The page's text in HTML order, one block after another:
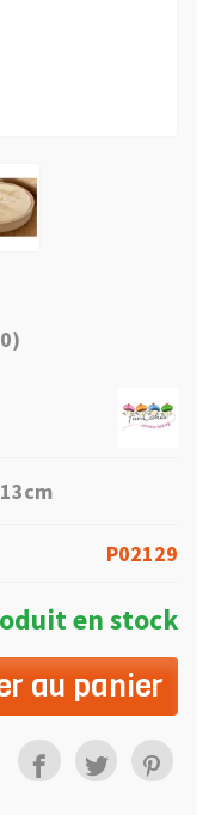
P02129
en stock
au panier